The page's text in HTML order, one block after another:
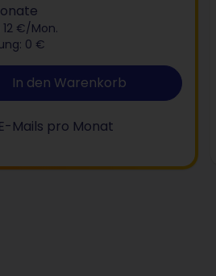
€/Mon.
0 €
In den Warenkorb
Mails pro Monat